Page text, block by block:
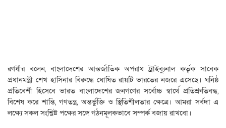
রণধীর বলেন, বাংলাদেশের আন্তর্জাতিক অপরাধ ট্রাইব্যুনাল কর্তৃক সাবেক
প্রধানমন্ত্রী শেখ হাসিনার বিরুদ্ধে ঘোষিত রায়টি ভারতের নজরে এসেছে। ঘনিষ্ঠ
প্রতিবেশী হিসেবে ভারত বাংলাদেশের জনগণের সর্বোচ্চ স্বার্থে প্রতিশ্রুতিবদ্ধ,
বিশেষ করে শান্তি, গণতন্ত্র, অন্তর্ভুক্তি ও স্থিতিশীলতার ক্ষেত্রে। আমরা সর্বদা এ
লক্ষ্যে সকল সংশ্লিষ্ট পক্ষের সঙ্গে গঠনমূলকভাবে সম্পর্ক বজায় রাখবো।